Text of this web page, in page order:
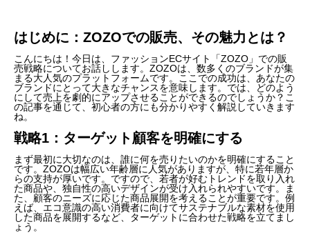
はじめに：ZOZOでの販売、その魅力とは？
こんにちは！今日は、ファッションECサイト「ZOZO」での販
売戦略についてお話しします。ZOZOは、数多くのブランドが集
まる大人気のプラットフォームです。ここでの成功は、あなたの
ブランドにとって大きなチャンスを意味します。では、どのよう
にして売上を劇的にアップさせることができるのでしょうか？こ
の記事を通じて、初心者の方にも分かりやすく解説していきます
ね。
戦略1：ターゲット顧客を明確にする
まず最初に大切なのは、誰に何を売りたいのかを明確にすること
です。ZOZOは幅広い年齢層に人気がありますが、特に若年層か
らの支持が厚いです。ですので、若者が好むトレンドを取り入れ
た商品や、独自性の高いデザインが受け入れられやすいです。ま
た、顧客のニーズに応じた商品展開を考えることが重要です。例
えば、エコ意識の高い消費者に向けてサステナブルな素材を使用
した商品を展開するなど、ターゲットに合わせた戦略を立てまし
ょう。